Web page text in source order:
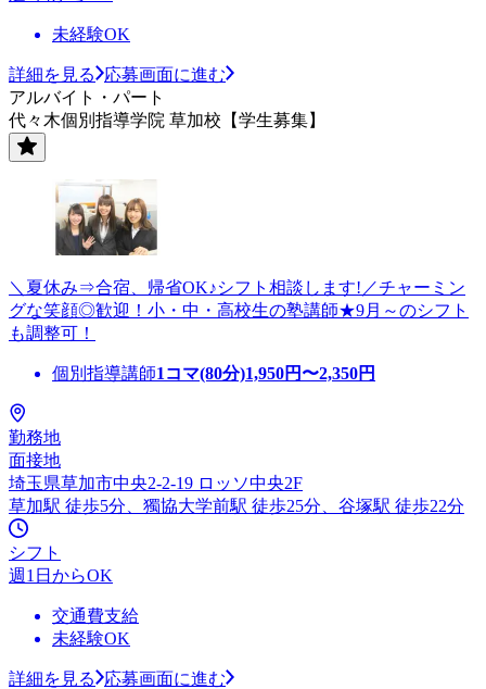
未経験OK
詳細を見る
応募画面に進む
アルバイト・パート
代々木個別指導学院 草加校【学生募集】
＼夏休み⇒合宿、帰省OK♪シフト相談します!／チャーミン
グな笑顔◎歓迎！小・中・高校生の塾講師★9月～のシフト
も調整可！
個別指導講師1コマ(80分)1,950円〜2,350円
勤務地
面接地
埼玉県草加市中央2-2-19 ロッソ中央2F
草加駅 徒歩5分、獨協大学前駅 徒歩25分、谷塚駅 徒歩22分
シフト
週1日からOK
交通費支給
未経験OK
詳細を見る
応募画面に進む